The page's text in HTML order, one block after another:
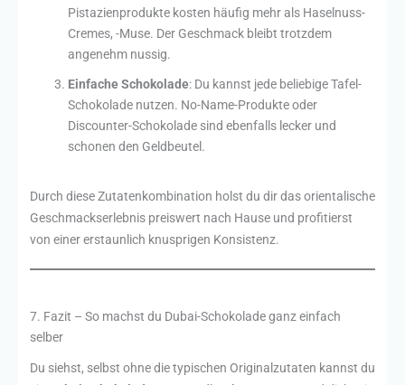
Pistazienprodukte kosten häufig mehr als Haselnuss-
Cremes, -Muse. Der Geschmack bleibt trotzdem
angenehm nussig.
Einfache Schokolade: Du kannst jede beliebige Tafel-
Schokolade nutzen. No-Name-Produkte oder
Discounter-Schokolade sind ebenfalls lecker und
schonen den Geldbeutel.
Durch diese Zutatenkombination holst du dir das orientalische
Geschmackserlebnis preiswert nach Hause und profitierst
von einer erstaunlich knusprigen Konsistenz.
7. Fazit – So machst du Dubai-Schokolade ganz einfach
selber
Du siehst, selbst ohne die typischen Originalzutaten kannst du